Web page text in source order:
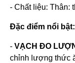
- Chất liệu: Thân:
Đặc điểm nổi bật:
- VẠCH ĐO
chỉnh lượng thức